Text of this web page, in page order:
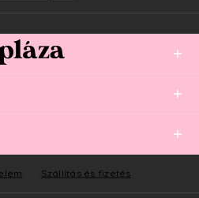
Szállítás és fizetés